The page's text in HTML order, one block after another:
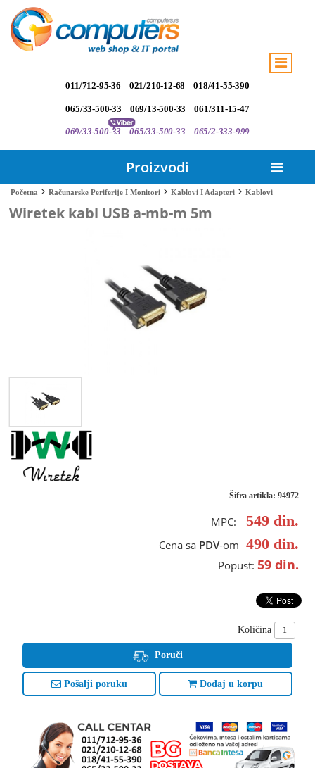
011/712-95-36 021/210-12-68 018/41-55-390
065/33-500-33 069/13-500-33 061/311-15-47
069/33-500-33 065/33-500-33 065/2-333-999
Proizvodi
Početna Računarske Periferije I Monitori Kablovi I Adapteri Kablovi
Wiretek kabl USB a-mb-m 5m
Šifra artikla: 94972
MPC: 549 din.
Cena sa PDV-om 490 din.
Popust: 59 din.
Količina
Poruči
Pošalji poruku Dodaj u korpu